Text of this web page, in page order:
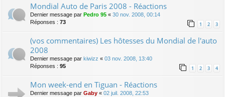
Mondial Auto de Paris 2008 - Réactions
Dernier message par Pedro 95 « 30 nov. 2008, 00:14
Réponses : 73 1 2 3
(vos commentaires) Les hôtesses du Mondial de l'auto
2008
Dernier message par kiwizz « 03 nov. 2008, 13:40
Réponses : 95 1 2 3 4
Mon week-end en Tiguan - Réactions
Dernier message par Gaby « 02 juil. 2008, 22:53